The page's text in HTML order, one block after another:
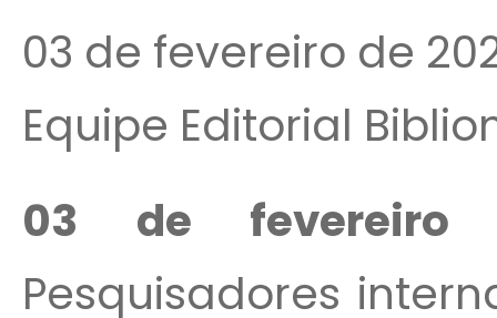
03 de fevereiro de
Equipe Editorial
03 de
Pesquisadores